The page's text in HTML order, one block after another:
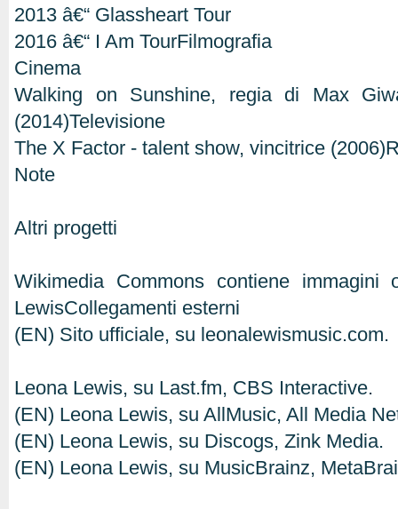
2013 â€“ Glassheart Tour
2016 â€“ I Am TourFilmografia
Cinema
Walking on Sunshine, regia di Max
(2014)Televisione
The X Factor - talent show, vincitrice
Note
Altri progetti
Wikimedia Commons contiene
LewisCollegamenti esterni
(EN) Sito ufficiale, su leonalewismusic.com.
Leona Lewis, su Last.fm, CBS Interactive.
(EN) Leona Lewis, su AllMusic, All Media
(EN) Leona Lewis, su Discogs, Zink Media.
(EN) Leona Lewis, su MusicBrainz,